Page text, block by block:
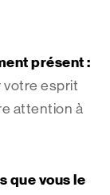
présent :
votre esprit
attention à
que vous le